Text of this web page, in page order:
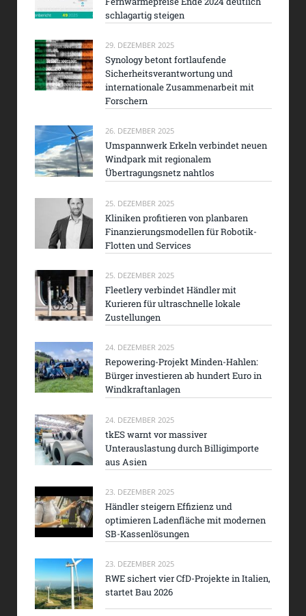
schlagartig steigen
29. DEZEMBER 2025
Synology betont fortlaufende
Sicherheitsverantwortung und
internationale Zusammenarbeit mit
Forschern
26. DEZEMBER 2025
Umspannwerk Erkeln verbindet neuen
Windpark mit regionalem
Übertragungsnetz nahtlos
25. DEZEMBER 2025
Kliniken profitieren von planbaren
Finanzierungsmodellen für Robotik-
Flotten und Services
25. DEZEMBER 2025
Fleetlery verbindet Händler mit
Kurieren für ultraschnelle lokale
Zustellungen
24. DEZEMBER 2025
Repowering-Projekt Minden-Hahlen:
Bürger investieren ab hundert Euro in
Windkraftanlagen
24. DEZEMBER 2025
tkES warnt vor massiver
Unterauslastung durch Billigimporte
aus Asien
23. DEZEMBER 2025
Händler steigern Effizienz und
optimieren Ladenfläche mit modernen
SB-Kassenlösungen
23. DEZEMBER 2025
RWE sichert vier CfD-Projekte in Italien,
startet Bau 2026